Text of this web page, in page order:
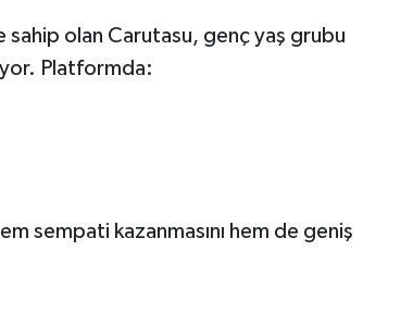
sahip olan Carutasu, genç yaş grubu
Platformda:
sempati kazanmasını hem de geniş